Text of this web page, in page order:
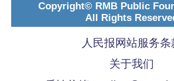
Copyright© RMB Public
All Rights
人民报网站服务条
关于我们